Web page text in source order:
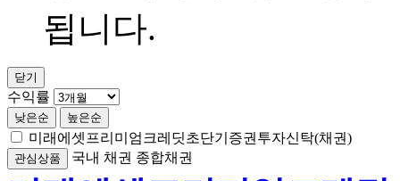
됩니다.
닫기
수익률
낮은순 높은순
미래에셋프리미엄크레딧초단기증권투자신탁(채권)
관심상품 국내 채권 종합채권